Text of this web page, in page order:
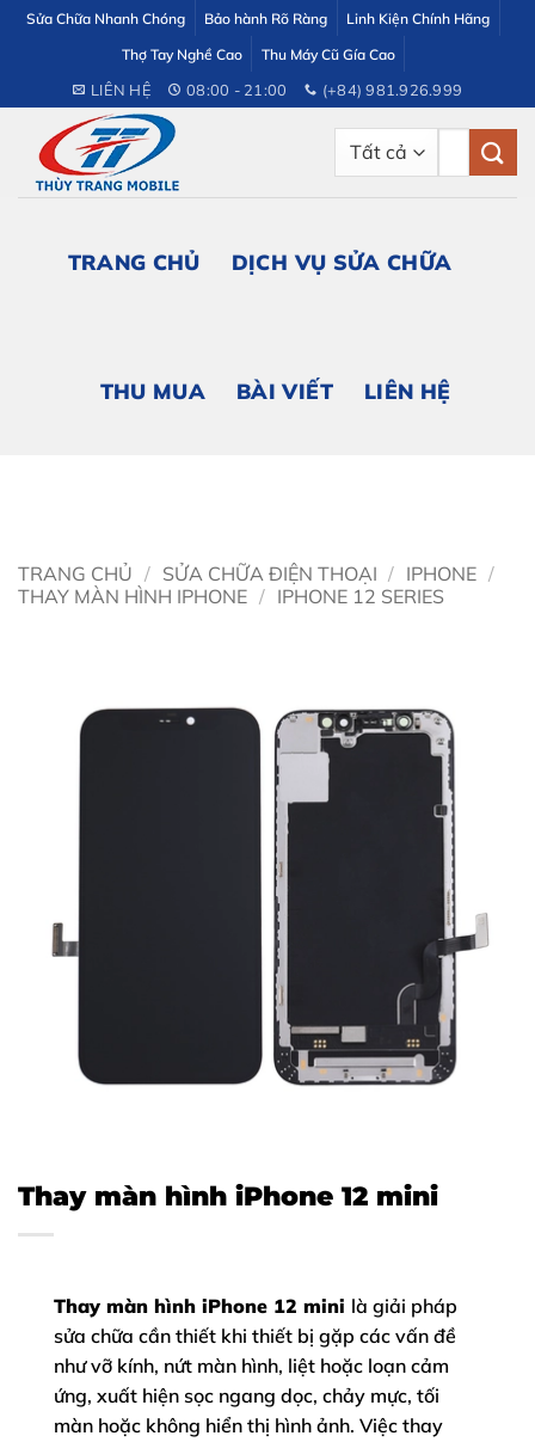
dung
Sửa Chữa Nhanh Chóng Bảo hành Rõ Ràng
Linh Kiện Chính Hãng
Thợ Tay Nghề Cao
Thu Máy Cũ Gía Cao
LIÊN HỆ 08:00 - 21:00 (+84) 981.926.999
TRANG CHỦ DỊCH VỤ SỬA CHỮA
THU MUA BÀI VIẾT LIÊN HỆ
TRANG CHỦ / SỬA CHỮA ĐIỆN THOẠI / IPHONE /
THAY MÀN HÌNH IPHONE / IPHONE 12 SERIES
Thay màn hình iPhone 12 mini
Thay màn hình iPhone 12 mini là giải pháp
sửa chữa cần thiết khi thiết bị gặp các vấn đề
như vỡ kính, nứt màn hình, liệt hoặc loạn cảm
ứng, xuất hiện sọc ngang dọc, chảy mực, tối
màn hoặc không hiển thị hình ảnh. Việc thay